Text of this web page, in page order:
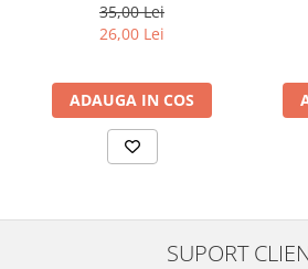
35,00 Lei
26,00 Lei
ADAUGA IN COS
SUPORT